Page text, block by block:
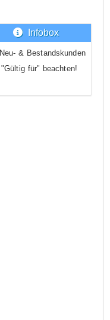
Infobox
Neu- & Bestandskunden
"Gültig für" beachten!